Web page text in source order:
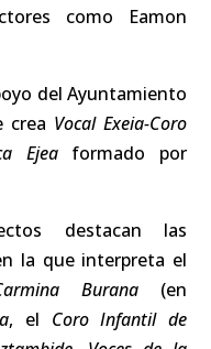
como Eamon
del Ayuntamiento
crea Vocal Exeia-Coro
Ejea formado por
destacan las
la que interpreta el
Burana(en
, el Coro Infantil de